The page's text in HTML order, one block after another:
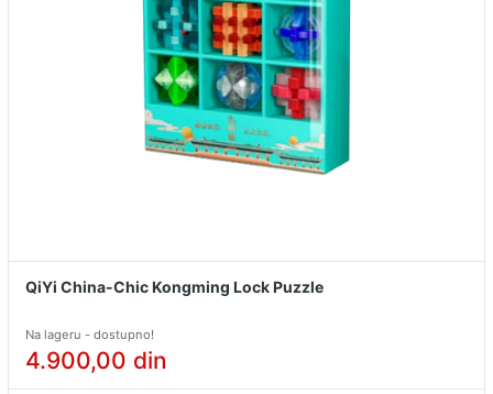
QiYi China-Chic Kongming Lock Puzzle
Na lageru - dostupno!
4.900,00 din